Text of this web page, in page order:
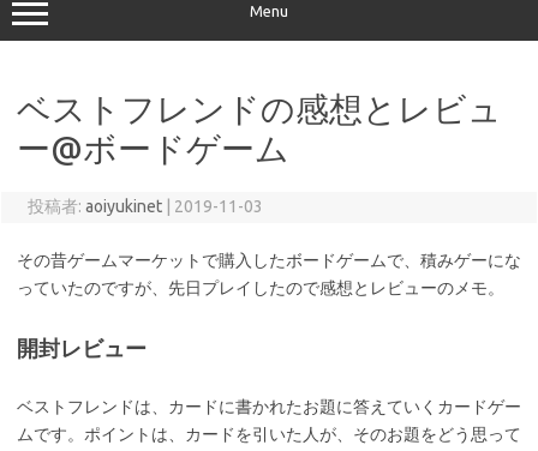
Menu
ベストフレンドの感想とレビュ
ー@ボードゲーム
投稿者: aoiyukinet 2019-11-03
その昔ゲームマーケットで購入したボードゲームで、積みゲーにな
っていたのですが、先日プレイしたので感想とレビューのメモ。
開封レビュー
ベストフレンドは、カードに書かれたお題に答えていくカードゲー
ムです。ポイントは、カードを引いた人が、そのお題をどう思って